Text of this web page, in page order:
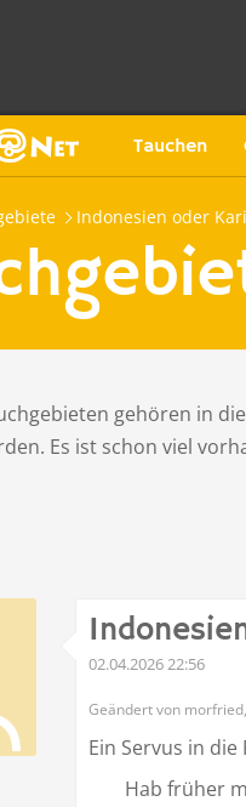
Tauchen
Indonesien oder
gehören in
Es ist schon viel
02.04.2026 22:56
Geändert von morfried,
Ein Servus in die
Hab früher